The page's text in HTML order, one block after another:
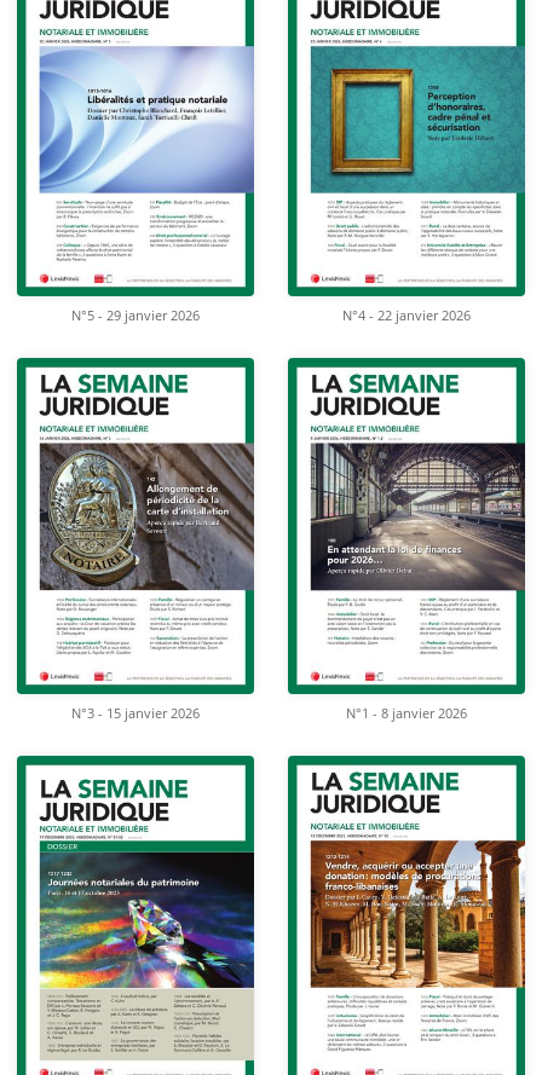
N°5 - 29 janvier 2026 N°4 - 22 janvier 2026
N°3 - 15 janvier 2026 N°1 - 8 janvier 2026